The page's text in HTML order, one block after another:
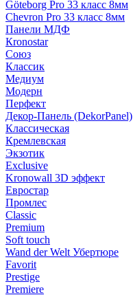
Göteborg Pro 33 класс 8мм
Chevron Pro 33 класс 8мм
Панели МДФ
Кronostar
Союз
Классик
Медиум
Модерн
Перфект
Декор-Панель (DekorPanel)
Классическая
Кремлевская
Экзотик
Exclusive
Kronowall 3D эффект
Евростар
Промлес
Classic
Premium
Soft touch
Wand der Welt Убертюре
Favorit
Prestige
Premiere